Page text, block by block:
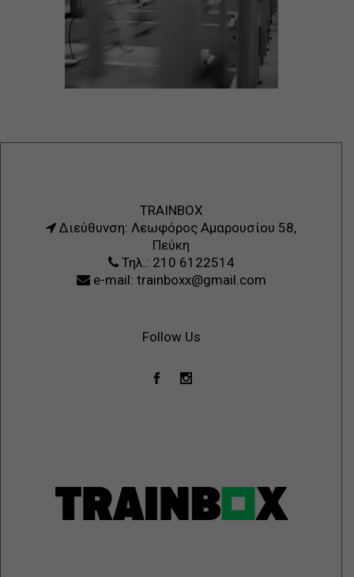
TRAINBOX
Διεύθυνση: Λεωφόρος Αμαρουσίου 58,
Πεύκη
Τηλ.: 210 6122514
e-mail: trainboxx@gmail.com
Follow Us